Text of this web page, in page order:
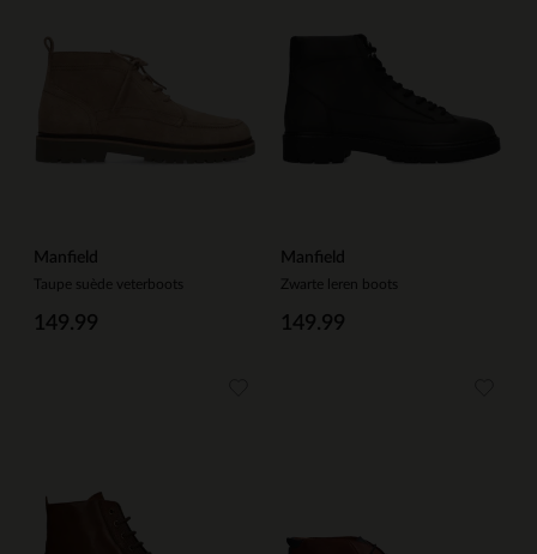
Manfield
Taupe suède veterboots
149.99
Manfield
Zwarte leren boots
149.99